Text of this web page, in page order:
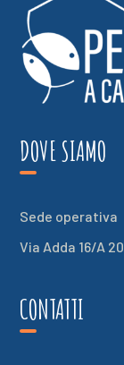
DOVE SIAMO
Sede operativa
Via Adda 16/A
CONTATTI